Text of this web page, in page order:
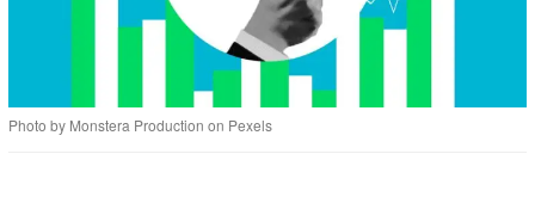
Photo by Monstera Production on Pexels